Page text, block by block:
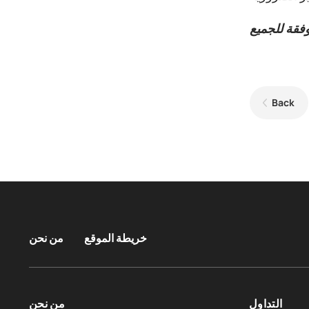
Back
من نحن خريطة الموقع
من نحن
التداول